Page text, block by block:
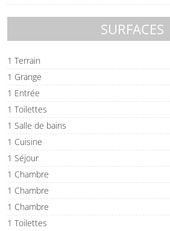
SURFACES
1 Terrain
1 Grange
1 Entrée
1 Toilettes
1 Salle de bains
1 Cuisine
1 Séjour
1 Chambre
1 Chambre
1 Chambre
1 Toilettes